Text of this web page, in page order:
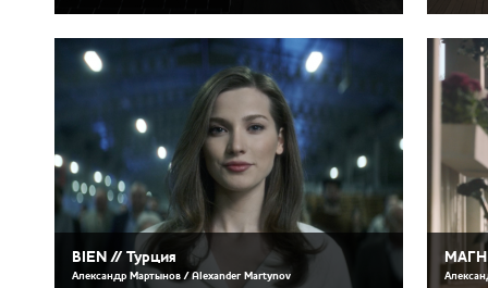
BIEN // Турция
Александр Мартынов / Alexander Martynov